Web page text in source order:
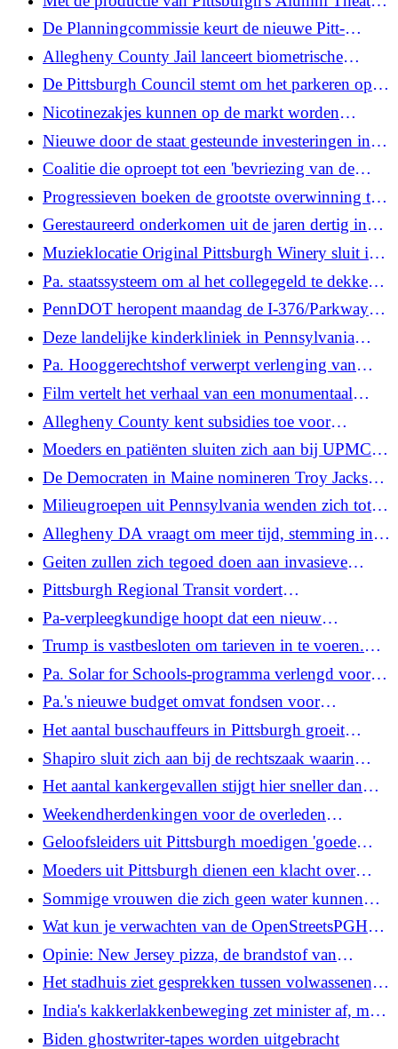
commentaren
Company is de cirkel voor de podiumkunstenaar
rond
De Planningcommissie keurt de nieuwe Pitt-
slaapzaal goed en begint met de herziening van het
bestemmingsplan
Allegheny County Jail lanceert biometrische
monitoring voor gedetineerde mensen
De Pittsburgh Council stemt om het parkeren op
trottoirs en fietspaden te beteugelen door de maas
in de code te dichten
Nicotinezakjes kunnen op de markt worden
gebracht als 'lager risico' dan sigaretten. Is dat
gevaarlijk?
Nieuwe door de staat gesteunde investeringen in
fabrikanten in West-Parijs zijn bedoeld om
honderden nieuwe banen te creëren
Coalitie die oproept tot een 'bevriezing van de
zorgkosten' in Pa., nu verzekeraars om
tariefverhogingen vragen
Progressieven boeken de grootste overwinning tot
nu toe in Michigan, terwijl Trump de macht over
de Republikeinse partij uitoefent
Gerestaureerd onderkomen uit de jaren dertig in
het Riverview Park in Pittsburgh wint de staatsprijs
voor natuurbehoud
Muzieklocatie Original Pittsburgh Winery sluit in
augustus, vanwege veranderende gewoonten van
het publiek
Pa. staatssysteem om al het collegegeld te dekken
voor in aanmerking komende studenten uit de staat
PennDOT heropent maandag de I-376/Parkway
East in Pittsburgh, eerder dan gepland
Deze landelijke kinderkliniek in Pennsylvania
vindt de postpartumzorg opnieuw uit
Pa. Hooggerechtshof verwerpt verlenging van
verblijf in leven zonder voorwaardelijke vrijlating
wegens moordzaak in de tweede graad
Film vertelt het verhaal van een monumentaal
theater in North Side Pittsburgh
Allegheny County kent subsidies toe voor
gemeenschapsontwikkeling en het verwijderen van
bacterievuur
Moeders en patiënten sluiten zich aan bij UPMC
Magee-verpleegkundigen en roepen op tot betere
personeelsbezetting
De Democraten in Maine nomineren Troy Jackson
formeel als hun nieuwe kandidaat voor de
Amerikaanse Senaat
Milieugroepen uit Pennsylvania wenden zich tot
crowdfunding om het datacenterproject van Homer
City uit te dagen
Allegheny DA vraagt ​​om meer tijd, stemming in
het Huis van Afgevaardigden wijzigt het voorstel
van Dem over straffen voor moord
Geiten zullen zich tegoed doen aan invasieve
soorten tijdens Goat Fest aan de zuidkant van
Pittsburgh
Pittsburgh Regional Transit vordert
herontwerpplan voor buslijnen en vraagt ​​om laatste
publieke commentaar
Pa-verpleegkundige hoopt dat een nieuw
hulpmiddel nauwkeuriger zal voorspellen bij
vrouwen die risico lopen op een
postpartumbloeding
Trump is vastbesloten om tarieven in te voeren.
Hier zijn 5 implicaties
Pa. Solar for Schools-programma verlengd voor
het derde jaar
Pa.'s nieuwe budget omvat fondsen voor
beveiligde gechipte SNAP-voordeelkaarten
Het aantal buschauffeurs in Pittsburgh groeit
terwijl PRT de routes wil verbeteren
Shapiro sluit zich aan bij de rechtszaak waarin
wordt beweerd dat Trump fondsen voor
binnenlandse veiligheid gebruikt om
verkiezingswijzigingen ‘af te dwingen’
Het aantal kankergevallen stijgt hier sneller dan
waar dan ook. Zijn de gezondheidszorgsystemen
er klaar voor?
Weekendherdenkingen voor de overleden
beeldhouwer Thaddeus Mosley uit Pittsburgh
Geloofsleiders uit Pittsburgh moedigen 'goede
problemen' aan tijdens het stemrechtweekend
Moeders uit Pittsburgh dienen een klacht over
discriminatie in in de hoop de sluiting van PPS te
stoppen
Sommige vrouwen die zich geen water kunnen
veroorloven, worden vaak onder druk gezet om er
seks voor te regelen
Wat kun je verwachten van de OpenStreetsPGH
van zondag in Lawrenceville en het Strip District
Opinie: New Jersey pizza, de brandstof van
wereldkampioenen
Het stadhuis ziet gesprekken tussen volwassenen,
jongeren en ambtenaren uit Pittsburgh
India's kakkerlakkenbeweging zet minister af, maar
kan Modi de jeugd kalmeren?
Biden ghostwriter-tapes worden uitgebracht